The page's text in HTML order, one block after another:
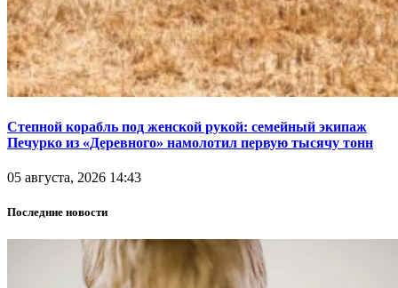
Степной корабль под женской рукой: семейный экипаж
Печурко из «Деревного» намолотил первую тысячу тонн
05 августа, 2026 14:43
Последние новости